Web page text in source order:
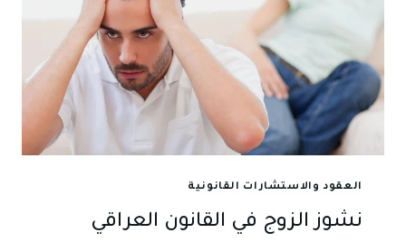
الأحوال
الشخصية)وأهمية
استشارة
المحامي
العقود والاستشارات القانونية
نشوز الزوج في القانون العراقي